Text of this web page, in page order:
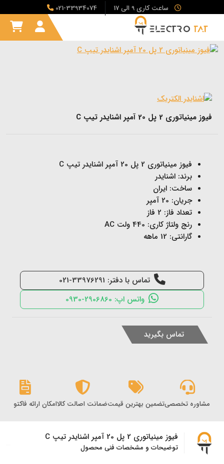
ساعت کاری 9 الی 17 021-33934074
فیوز مینیاتوری 2 پل 20 آمپر اشنایدر تیپ C
فیوز مینیاتوری 2 پل 20 آمپر اشنایدر تیپ C
برند: اشنایدر
ساخت: ایران
جریان: 20 آمپر
تعداد فاز: 2 فاز
رنج ولتاژ کاری: 440 ولت AC
گارانتی: 12 ماهه
تماس با دفتر: 33976291-021
واتس اپ: 2906860-0930
تماس بگیرید
مشاوره تخصصیتضمین بهترین قیمتضمانت اصالت کالاامکان ارائه فاکتور
فیوز مینیاتوری 2 پل 20 آمپر اشنایدر تیپ C
توضیحات و مشخصات فنی محصول